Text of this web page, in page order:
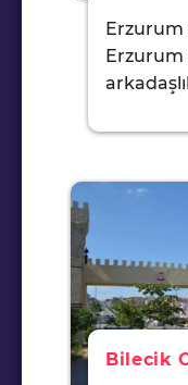
Erzurum
Erzurum
Bilecik